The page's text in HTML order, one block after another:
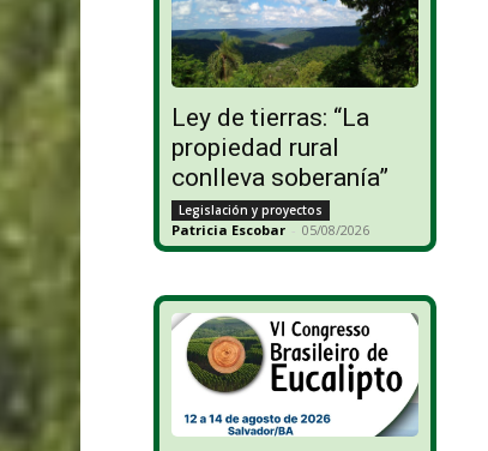
Ley de tierras: “La
propiedad rural
conlleva soberanía”
Legislación y proyectos
Patricia Escobar - 05/08/2026